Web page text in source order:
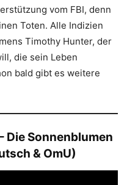
vom FBI, denn
Toten. Alle Indizien
Timothy Hunter, der
die sein Leben
bald gibt es weitere
Die Sonnenblumen
& OmU)